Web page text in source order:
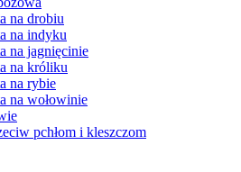
na drobiu
na indyku
na jagnięcinie
na króliku
na rybie
na wołowinie
pchłom i kleszczom